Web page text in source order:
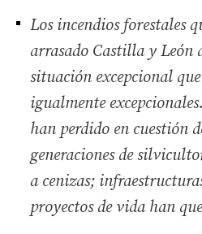
Los incendios forestales
arrasado Castilla y León
situación excepcional
igualmente
han perdido en cuestión
generaciones de
a cenizas;
proyectos de vida han